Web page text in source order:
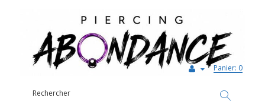
Panier: 0